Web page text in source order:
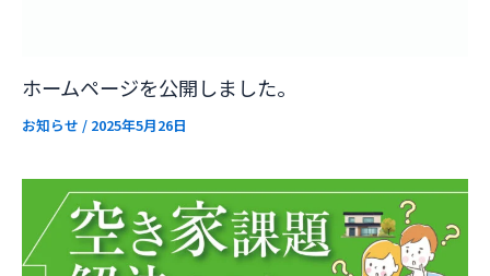
ホームページを公開しました。
お知らせ / 2025年5月26日